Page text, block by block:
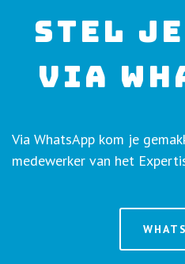
STEL
VIA
Via WhatsApp kom je
medewerker van het